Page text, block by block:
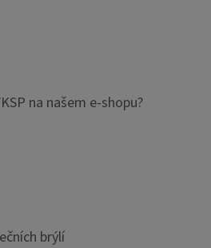
na našem e-shopu?
brýlí